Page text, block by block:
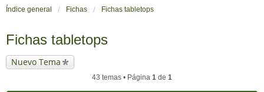
Índice general Fichas Fichas tabletops
Fichas tabletops
Nuevo Tema
43 temas • Página 1 de 1